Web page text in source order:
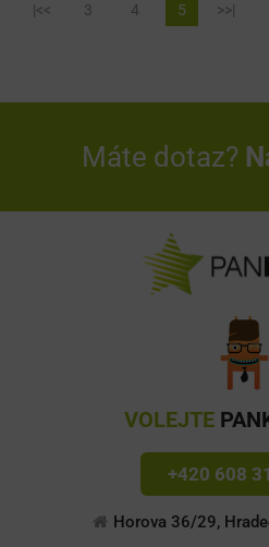
|<< 3 4 5 >>|
Máte dotaz?
VOLEJTE
+420 608
Horova 36/29,